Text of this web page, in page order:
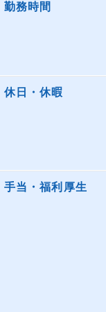
勤務時間
休日・休暇
手当・福利厚生